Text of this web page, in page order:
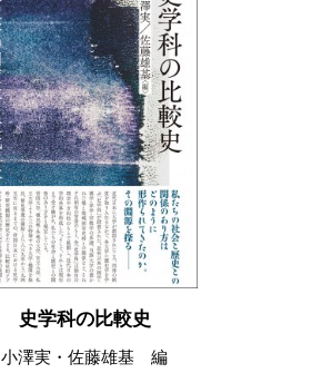
史学科の比較史
小澤実・佐藤雄基 編